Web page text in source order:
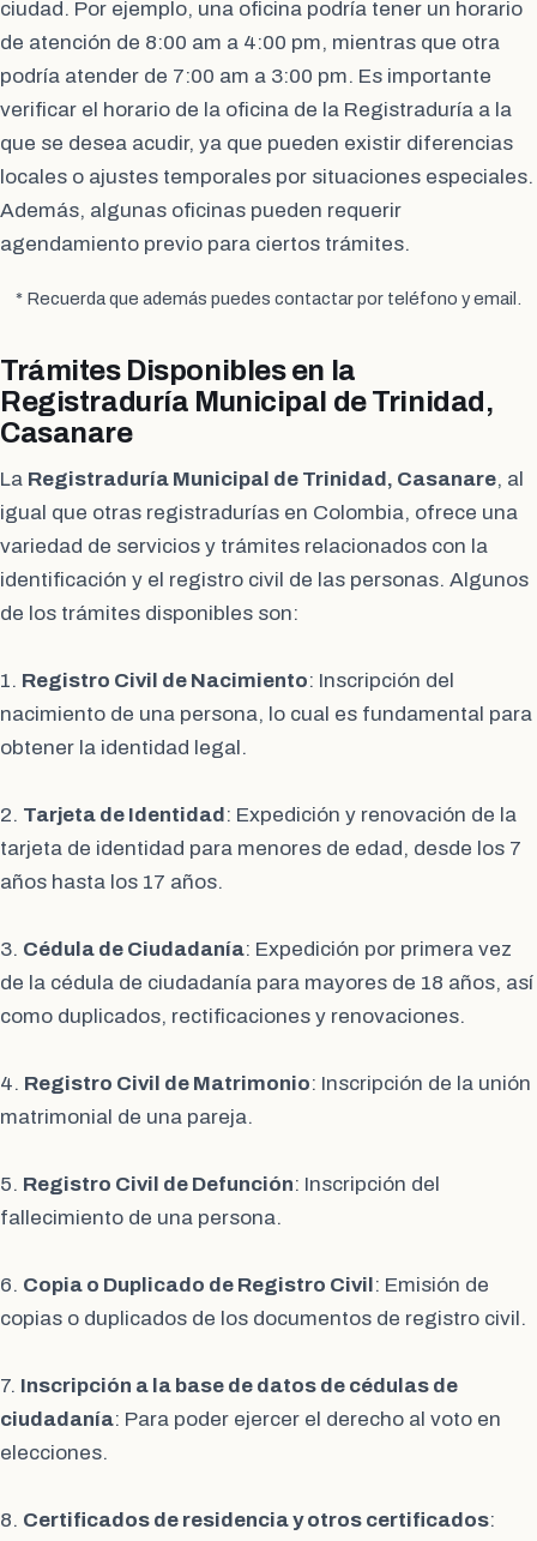
ciudad. Por ejemplo, una oficina podría tener un horario
de atención de 8:00 am a 4:00 pm, mientras que otra
podría atender de 7:00 am a 3:00 pm. Es importante
verificar el horario de la oficina de la Registraduría a la
que se desea acudir, ya que pueden existir diferencias
locales o ajustes temporales por situaciones especiales.
Además, algunas oficinas pueden requerir
agendamiento previo para ciertos trámites.
* Recuerda que además puedes contactar por teléfono y email.
Trámites Disponibles en la
Registraduría Municipal de Trinidad,
Casanare
La Registraduría Municipal de Trinidad, Casanare, al
igual que otras registradurías en Colombia, ofrece una
variedad de servicios y trámites relacionados con la
identificación y el registro civil de las personas. Algunos
de los trámites disponibles son:
1. Registro Civil de Nacimiento: Inscripción del
nacimiento de una persona, lo cual es fundamental para
obtener la identidad legal.
2. Tarjeta de Identidad : Expedición y renovación de la
tarjeta de identidad para menores de edad, desde los 7
años hasta los 17 años.
3. Cédula de Ciudadanía: Expedición por primera vez
de la cédula de ciudadanía para mayores de 18 años, así
como duplicados, rectificaciones y renovaciones.
4. Registro Civil de Matrimonio: Inscripción de la unión
matrimonial de una pareja.
5. Registro Civil de Defunción: Inscripción del
fallecimiento de una persona.
6. Copia o Duplicado de Registro Civil : Emisión de
copias o duplicados de los documentos de registro civil.
7. Inscripción a la base de datos de cédulas de
ciudadanía: Para poder ejercer el derecho al voto en
elecciones.
8. Certificados de residencia y otros certificados: